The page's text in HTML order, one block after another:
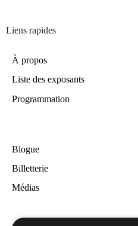
Liens rapides
À propos
Liste des exposants
Programmation
Blogue
Billetterie
Médias